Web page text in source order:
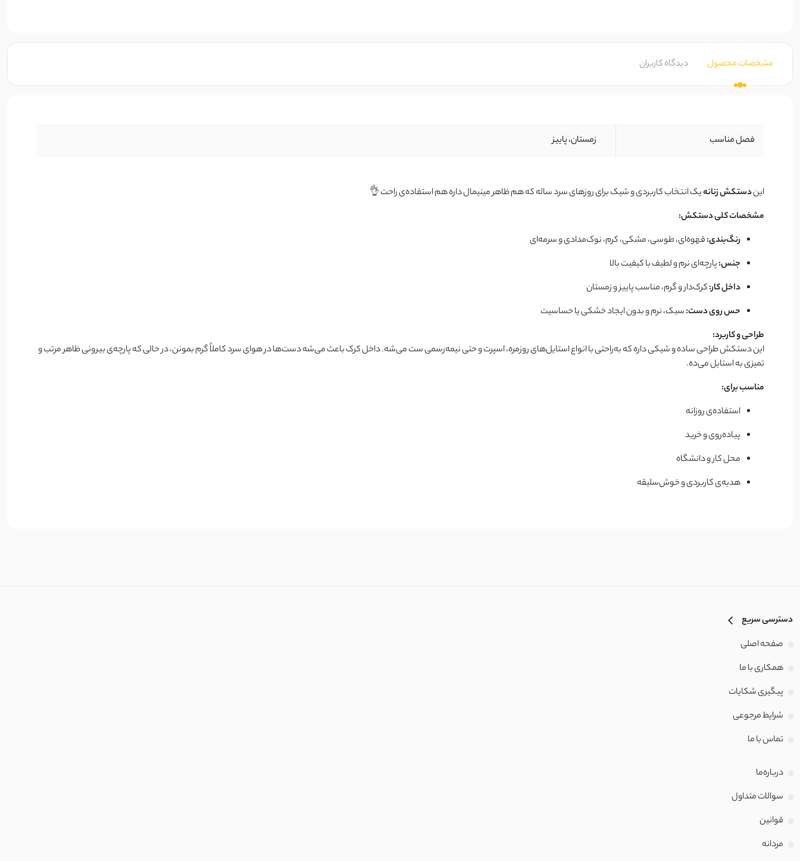
مشخصات محصول دیدگاه کاربران
فصل مناسب زمستان، پاییز
ایندستکش زنانهیک انتخاب کاربردی و شیک برای روزهای سرد ساله که هم ظاهر مینیمال داره هم استفاده‌ی راحت 👌
مشخصات کلی دستکش:
رنگ‌بندی:قهوه‌ای، طوسی، مشکی، کرم، نوک‌مدادی و سرمه‌ای
جنس:پارچه‌ای نرم و لطیف با کیفیت بالا
داخل کار:کرک‌دار و گرم، مناسب پاییز و زمستان
حس روی دست:سبک، نرم و بدون ایجاد خشکی یا حساسیت
طراحی و کاربرد:
این دستکش طراحی ساده و شیکی داره که به‌راحتی با انواع استایل‌های روزمره، اسپرت و حتی نیمه‌رسمی ست می‌شه. داخل کرک باعث می‌شه دست‌ها در هوای سرد کاملاً گرم بمونن، در حالی که پارچه‌ی بیرونی ظاهر مرتب و
تمیزی به استایل می‌ده.
مناسب برای:
استفاده‌ی روزانه
پیاده‌روی و خرید
محل کار و دانشگاه
هدیه‌ی کاربردی و خوش‌سلیقه
دسترسی سریع
صفحه اصلی
همکاری با ما
پیگیری شکایات
شرایط مرجوعی
تماس با‌ ما
درباره‌ما
سوالات متداول
قوانین
مردانه